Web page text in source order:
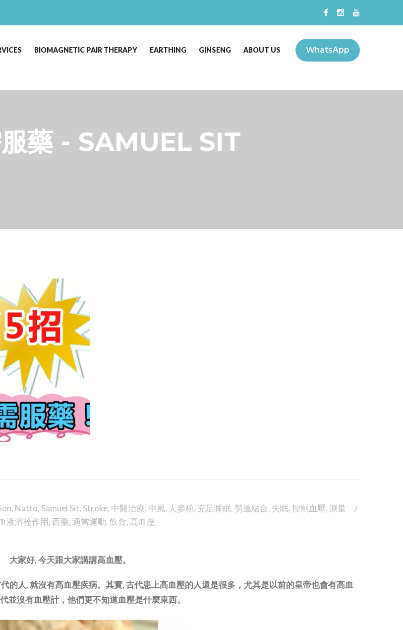
WhatsApp
BIOMAGNETIC PAIR THERAPY EARTHING GINSENG ABOUT US
藥 - SAMUEL SIT
, Natto, Samuel Sit, Stroke, 中醫治療, 中風, 人參粉, 充足睡眠, 勞逸結合, 失眠,控制血壓, 測量
液溶栓作用,西藥, 適當運動,飲食, 高血壓
大家好, 今天跟大家講講高血壓。
的人, 就沒有高血壓疾病。其實, 古代患上高血壓的人還是很多，尤其是以前的皇帝也會有高血
並沒有血壓計，他們更不知道血壓是什麼東西。